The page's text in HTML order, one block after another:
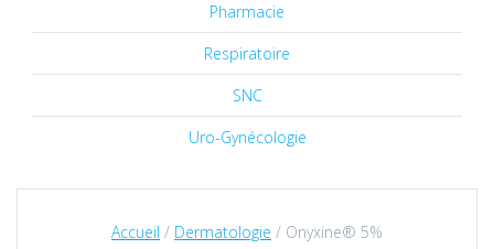
Pharmacie
Respiratoire
SNC
Uro-Gynécologie
Accueil / Dermatologie / Onyxine® 5%